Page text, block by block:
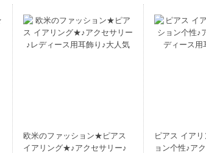
欧米のファッション★ピアス
イアリング★♪アクセサリー♪
ピアス イア
ョン个性♪ア